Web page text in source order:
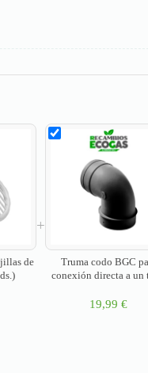
de
+
Truma codo BGC
conexión directa a un
19,99 €